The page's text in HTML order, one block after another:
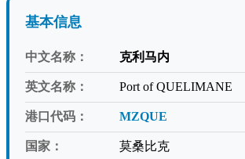
基本信息
中文名称： 克利马内
英文名称： Port of QUELIMANE
港口代码： MZQUE
国家： 莫桑比克